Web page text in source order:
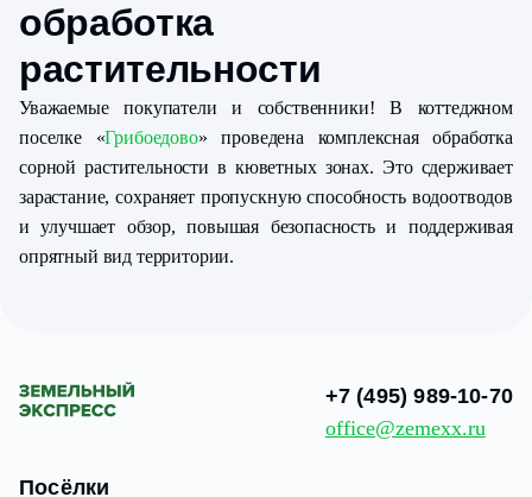
обработка
растительности
Уважаемые покупатели и собственники! В коттеджном
поселке «Грибоедово» проведена комплексная обработка
сорной растительности в кюветных зонах. Это сдерживает
зарастание, сохраняет пропускную способность водоотводов
и улучшает обзор, повышая безопасность и поддерживая
опрятный вид территории.
Посёлки
+7 (495) 989-10-70
office@zemexx.ru